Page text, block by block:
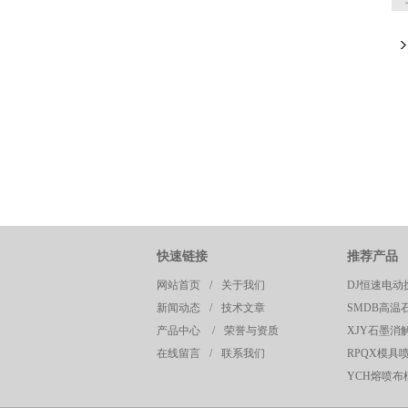
快速链接
网站首页 /
关于我们
新闻动态
/
技术文章
产品中心
/
荣誉与资质
在线留言
/ 联系我们
推荐产品
DJ恒速电动
SMDB高温
XJY石墨消
RPQX模具
YCH熔喷布